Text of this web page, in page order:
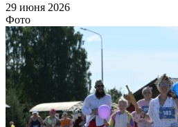
29 июня 2026
Фото